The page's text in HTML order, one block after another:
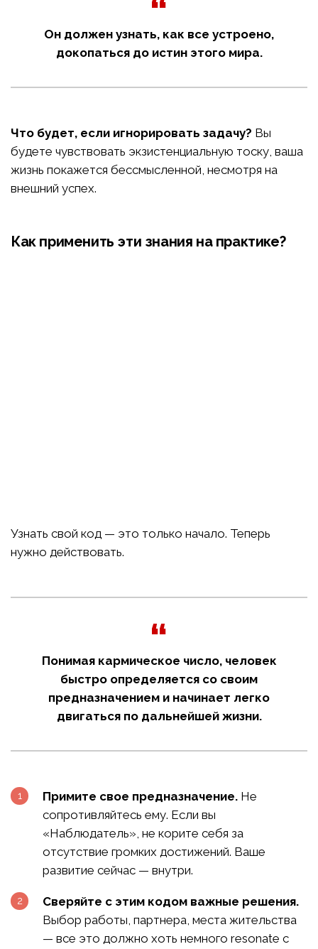
Он должен узнать, как все устроено,
докопаться до истин этого мира.
Что будет, если игнорировать задачу? Вы
будете чувствовать экзистенциальную тоску, ваша
жизнь покажется бессмысленной, несмотря на
внешний успех.
Как применить эти знания на практике?
Узнать свой код — это только начало. Теперь
нужно действовать.
Понимая кармическое число, человек
быстро определяется со своим
предназначением и начинает легко
двигаться по дальнейшей жизни.
Примите свое предназначение. Не
сопротивляйтесь ему. Если вы
«Наблюдатель», не корите себя за
отсутствие громких достижений. Ваше
развитие сейчас — внутри.
Сверяйте с этим кодом важные решения.
Выбор работы, партнера, места жительства
— все это должно хоть немного resonate с